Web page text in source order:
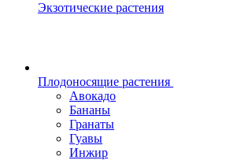
Экзотические растения
Плодоносящие растения
Авокадо
Бананы
Гранаты
Гуавы
Инжир